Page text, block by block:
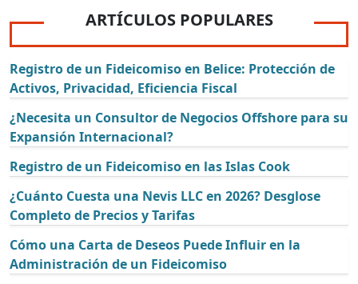
ARTÍCULOS POPULARES
Registro de un Fideicomiso en Belice: Protección de
Activos, Privacidad, Eficiencia Fiscal
¿Necesita un Consultor de Negocios Offshore para su
Expansión Internacional?
Registro de un Fideicomiso en las Islas Cook
¿Cuánto Cuesta una Nevis LLC en 2026? Desglose
Completo de Precios y Tarifas
Cómo una Carta de Deseos Puede Influir en la
Administración de un Fideicomiso